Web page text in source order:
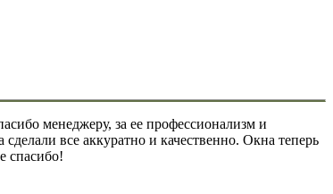
менеджеру, за ее профессионализм и
все аккуратно и качественно. Окна теперь
спасибо!